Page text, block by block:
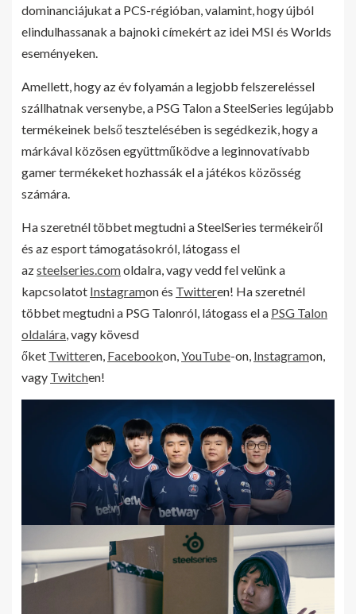
dominanciájukat a PCS-régióban, valamint, hogy újból
elindulhassanak a bajnoki címekért az idei MSI és Worlds
eseményeken.
Amellett, hogy az év folyamán a legjobb felszereléssel
szállhatnak versenybe, a PSG Talon a SteelSeries legújabb
termékeinek belső tesztelésében is segédkezik, hogy a
márkával közösen együttműködve a leginnovatívabb
gamer termékeket hozhassák el a játékos közösség
számára.
Ha szeretnél többet megtudni a SteelSeries termékeiről
és az esport támogatásokról, látogass el
azsteelseries.comoldalra, vagy vedd fel velünk a
kapcsolatot Instagramon és Twitteren! Ha szeretnél
többet megtudni a PSG Talonról, látogass el a PSG Talon
oldalára, vagy kövesd
őket Twitteren, Facebookon,YouTube-on, Instagramon,
vagy Twitchen!